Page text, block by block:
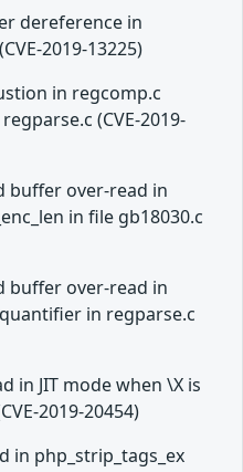
dereference in
2019-13225)
in regcomp.c
(CVE-2019-
buffer over-read in
in file gb18030.c
buffer over-read in
in regparse.c
in JIT mode when \X is
2019-20454)
in php_strip_tags_ex